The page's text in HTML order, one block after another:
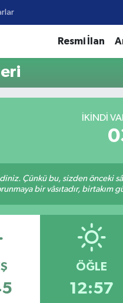
Resmi İlan
İKINDI
Çünkü bu, sizden önceki
bir vâsıtadır, birtakım
ÖĞLE
12:57